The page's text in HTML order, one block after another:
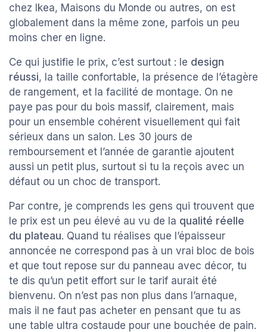
chez Ikea, Maisons du Monde ou autres, on est
globalement dans la même zone, parfois un peu
moins cher en ligne.
Ce qui justifie le prix, c’est surtout : le design
réussi, la taille confortable, la présence de l’étagère
de rangement, et la facilité de montage. On ne
paye pas pour du bois massif, clairement, mais
pour un ensemble cohérent visuellement qui fait
sérieux dans un salon. Les 30 jours de
remboursement et l’année de garantie ajoutent
aussi un petit plus, surtout si tu la reçois avec un
défaut ou un choc de transport.
Par contre, je comprends les gens qui trouvent que
le prix est un peu élevé au vu de la qualité réelle
du plateau. Quand tu réalises que l’épaisseur
annoncée ne correspond pas à un vrai bloc de bois
et que tout repose sur du panneau avec décor, tu
te dis qu’un petit effort sur le tarif aurait été
bienvenu. On n’est pas non plus dans l’arnaque,
mais il ne faut pas acheter en pensant que tu as
une table ultra costaude pour une bouchée de pain.